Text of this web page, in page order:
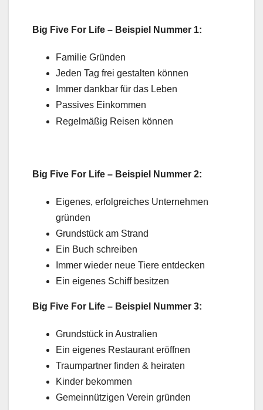
Big Five For Life – Beispiel Nummer 1:
Familie Gründen
Jeden Tag frei gestalten können
Immer dankbar für das Leben
Passives Einkommen
Regelmäßig Reisen können
Big Five For Life – Beispiel Nummer 2:
Eigenes, erfolgreiches Unternehmen
gründen
Grundstück am Strand
Ein Buch schreiben
Immer wieder neue Tiere entdecken
Ein eigenes Schiff besitzen
Big Five For Life – Beispiel Nummer 3:
Grundstück in Australien
Ein eigenes Restaurant eröffnen
Traumpartner finden & heiraten
Kinder bekommen
Gemeinnützigen Verein gründen